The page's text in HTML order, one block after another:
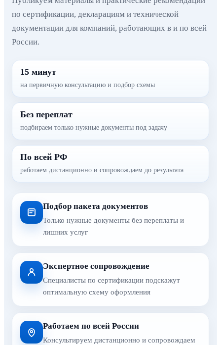
по сертификации, декларациям и технической
документации для компаний, работающих в и по всей
России.
15 минут
на первичную консультацию и подбор схемы
Без переплат
подбираем только нужные документы под задачу
По всей РФ
работаем дистанционно и сопровождаем до результата
Подбор пакета документов
Только нужные документы без переплаты и
лишних услуг
Экспертное сопровождение
Специалисты по сертификации подскажут
оптимальную схему оформления
Работаем по всей России
Консультируем дистанционно и сопровождаем